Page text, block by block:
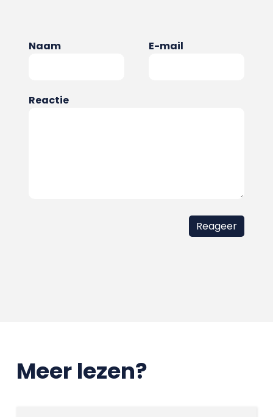
Naam E-mail
Reactie
Meer lezen?